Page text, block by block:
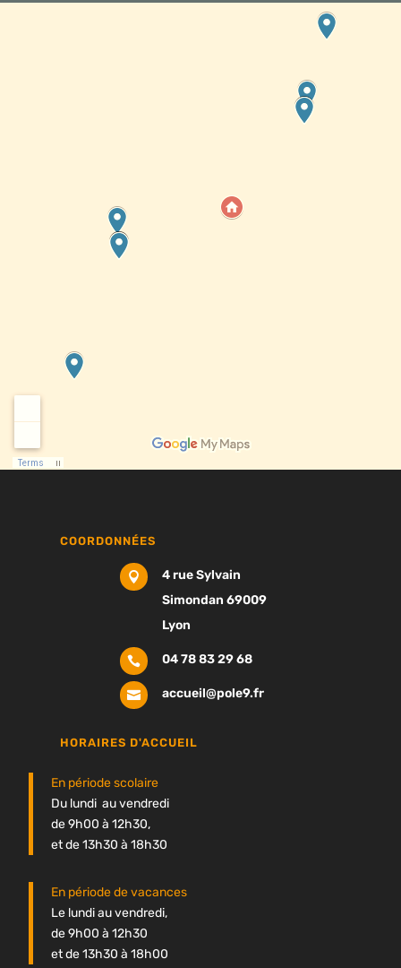
COORDONNÉES

4 rue Sylvain
Simondan 69009
Lyon
 04 78 83 29 68
 accueil@pole9.fr
HORAIRES D'ACCUEIL
En période scolaire
Du lundi au vendredi
de 9h00 à 12h30,
et de 13h30 à 18h30
En période de vacances
Le lundi au vendredi,
de 9h00 à 12h30
et de 13h30 à 18h00